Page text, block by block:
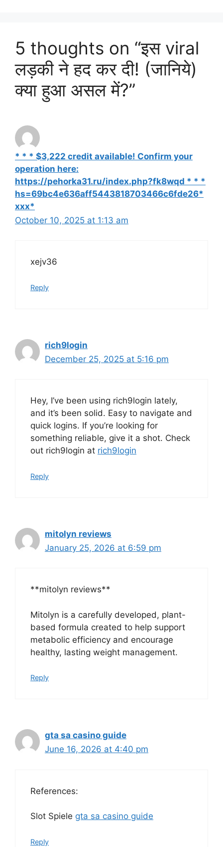
5 thoughts on “इस viral
लड़की ने हद कर दी! (जानिये)
क्या हुआ असल में?”
* * * $3,222 credit available! Confirm your
operation here:
https://pehorka31.ru/index.php?fk8wqd * * *
hs=69bc4e636aff5443818703466c6fde26*
ххх*
October 10, 2025 at 1:13 am
xejv36
Reply
rich9login
December 25, 2025 at 5:16 pm
Hey, I’ve been using rich9login lately,
and it’s been solid. Easy to navigate and
quick logins. If you’re looking for
something reliable, give it a shot. Check
out rich9login at rich9login
Reply
mitolyn reviews
January 25, 2026 at 6:59 pm
**mitolyn reviews**
Mitolyn is a carefully developed, plant-
based formula created to help support
metabolic efficiency and encourage
healthy, lasting weight management.
Reply
gta sa casino guide
June 16, 2026 at 4:40 pm
References:
Slot Spiele gta sa casino guide
Reply